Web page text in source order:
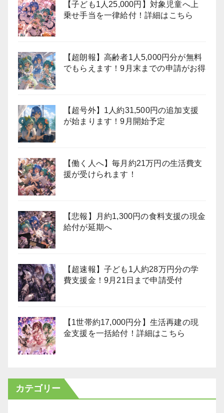
【子ども1人25,000円】対象児童へ上
乗せ手当を一律給付！詳細はこちら
【超朗報】高齢者1人5,000円分が無料
でもらえます！9月末までの申請がお得
【超号外】1人約31,500円の追加支援
が始まります！9月開始予定
【働く人へ】毎月約21万円の生活費支
援が受けられます！
【悲報】月約1,300円の食料支援の現金
給付が延期へ
【超速報】子ども1人約28万円分の学
費支援金！9月21日まで申請受付
【1世帯約17,000円分】生活再建の現
金支援を一括給付！詳細はこちら
カテゴリー